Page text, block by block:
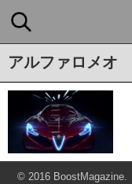
アルファロメオ
© 2016 BoostMagazine.